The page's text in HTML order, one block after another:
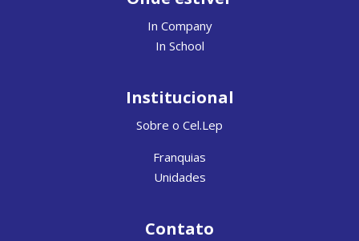
In Company
In School
Institucional
Sobre o Cel.Lep
Franquias
Unidades
Contato